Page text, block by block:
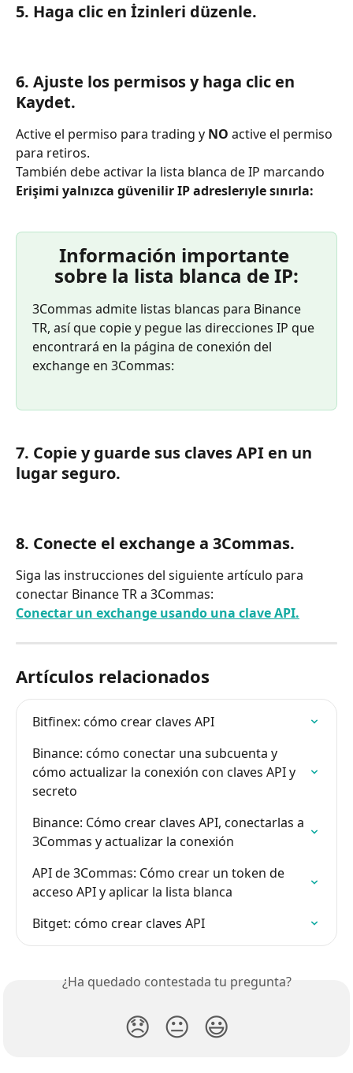
5. Haga clic en İzinleri düzenle.
6. Ajuste los permisos y haga clic en
Kaydet.
Active el permiso para trading y NO active el permiso
para retiros.
También debe activar la lista blanca de IP marcando
Erişimi yalnızca güvenilir IP adreslerıyle sınırla:
Información importante
sobre la lista blanca de IP:
3Commas admite listas blancas para Binance
TR, así que copie y pegue las direcciones IP que
encontrará en la página de conexión del
exchange en 3Commas:
7. Copie y guarde sus claves API en un
lugar seguro.
8. Conecte el exchange a 3Commas.
Siga las instrucciones del siguiente artículo para
conectar Binance TR a 3Commas:
Conectar un exchange usando una clave API.
Artículos relacionados
Bitfinex: cómo crear claves API
Binance: cómo conectar una subcuenta y
cómo actualizar la conexión con claves API y
secreto
Binance: Cómo crear claves API, conectarlas a
3Commas y actualizar la conexión
API de 3Commas: Cómo crear un token de
acceso API y aplicar la lista blanca
Bitget: cómo crear claves API
¿Ha quedado contestada tu pregunta?
😞 😐 😃